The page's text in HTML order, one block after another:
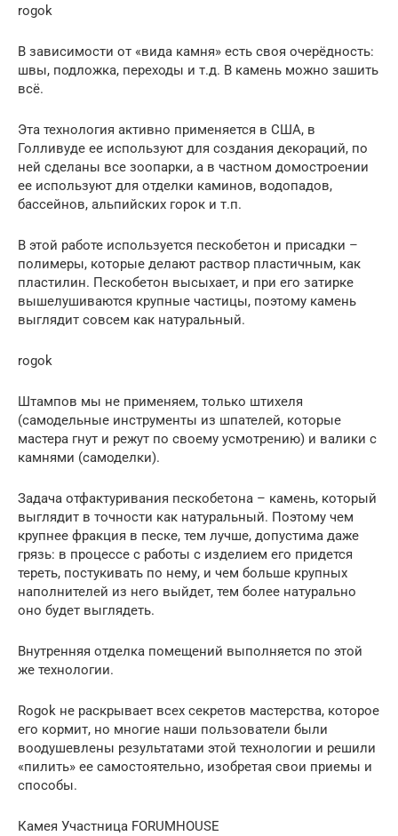
rogok
В зависимости от «вида камня» есть своя очерёдность:
швы, подложка, переходы и т.д. В камень можно зашить
всё.
Эта технология активно применяется в США, в
Голливуде ее используют для создания декораций, по
ней сделаны все зоопарки, а в частном домостроении
ее используют для отделки каминов, водопадов,
бассейнов, альпийских горок и т.п.
В этой работе используется пескобетон и присадки –
полимеры, которые делают раствор пластичным, как
пластилин. Пескобетон высыхает, и при его затирке
вышелушиваются крупные частицы, поэтому камень
выглядит совсем как натуральный.
rogok
Штампов мы не применяем, только штихеля
(самодельные инструменты из шпателей, которые
мастера гнут и режут по своему усмотрению) и валики с
камнями (самоделки).
Задача отфактуривания пескобетона – камень, который
выглядит в точности как натуральный. Поэтому чем
крупнее фракция в песке, тем лучше, допустима даже
грязь: в процессе с работы с изделием его придется
тереть, постукивать по нему, и чем больше крупных
наполнителей из него выйдет, тем более натурально
оно будет выглядеть.
Внутренняя отделка помещений выполняется по этой
же технологии.
Rogok не раскрывает всех секретов мастерства, которое
его кормит, но многие наши пользователи были
воодушевлены результатами этой технологии и решили
«пилить» ее самостоятельно, изобретая свои приемы и
способы.
Камея Участница FORUMHOUSE